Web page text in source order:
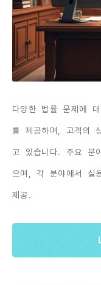
다양한 법률 문제에
를 제공하며, 고객의
고 있습니다. 주요 분
으며, 각 분야에서 실
제공.